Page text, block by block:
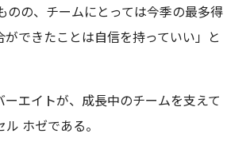
の、チームにとっては今季の最多得
できたことは自信を持っていい」と
エイトが、成長中のチームを支えて
ホゼである。